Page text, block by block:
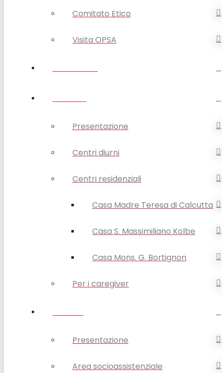
Comitato Etico
Visita OPSA
Presentazione
Centri diurni
Centri residenziali
Casa Madre Teresa di Calcutta
Casa S. Massimiliano Kolbe
Casa Mons. G. Bortignon
Per i caregiver
Presentazione
Area socioassistenziale